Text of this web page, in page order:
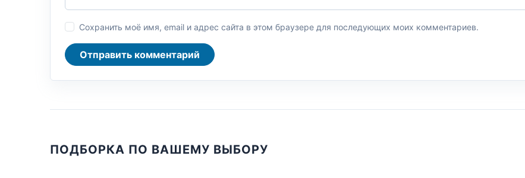
Сохранить моё имя, email и адрес сайта в этом браузере для последующих моих комментариев.
Отправить комментарий
ПОДБОРКА ПО ВАШЕМУ ВЫБОРУ